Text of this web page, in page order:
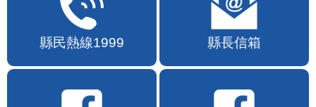
縣民熱線1999 縣長信箱